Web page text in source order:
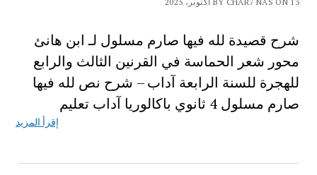
شرح قصيدة لله فيها صارم مسلول لـ ابن هانئ
محور شعر الحماسة في القرنين الثالث والرابع
للهجرة للسنة الرابعة آداب – شرح نص لله فيها
صارم مسلول 4 ثانوي باكالوريا آداب تعليم
إقرأ المزيد